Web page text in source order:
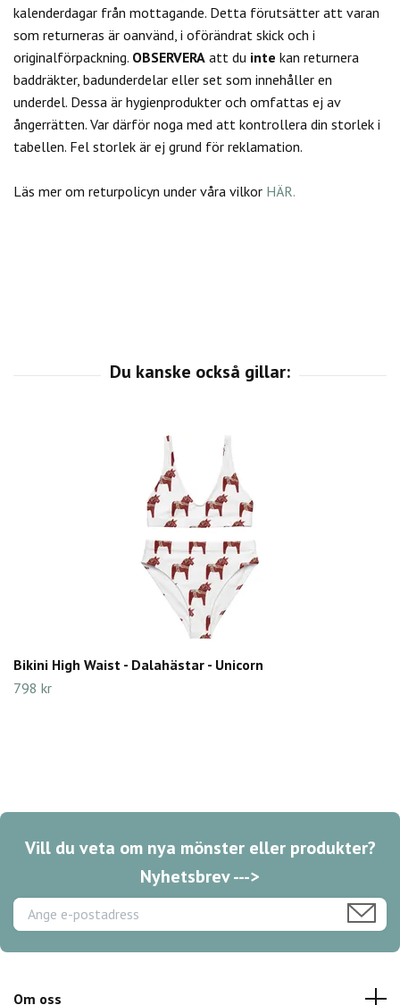
kalenderdagar från mottagande. Detta förutsätter att varan
som returneras är oanvänd, i oförändrat skick och i
originalförpackning. OBSERVERA att du inte kan returnera
baddräkter, badunderdelar eller set som innehåller en
underdel. Dessa är hygienprodukter och omfattas ej av
ångerrätten. Var därför noga med att kontrollera din storlek i
tabellen. Fel storlek är ej grund för reklamation.
Läs mer om returpolicyn under våra vilkor HÄR.
Bikini High Waist - Dalahästar - Unicorn
798 kr
Vill du veta om nya mönster eller produkter?
Nyhetsbrev --->
Om oss